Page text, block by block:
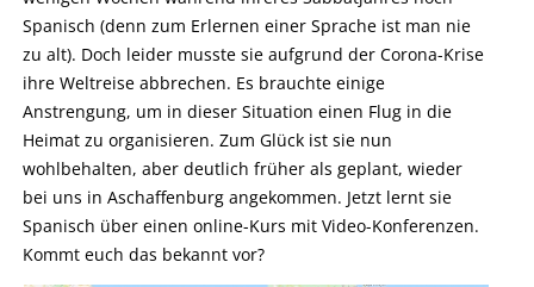
Spanisch (denn zum Erlernen einer Sprache ist man nie
zu alt). Doch leider musste sie aufgrund der Corona-Krise
ihre Weltreise abbrechen. Es brauchte einige
Anstrengung, um in dieser Situation einen Flug in die
Heimat zu organisieren. Zum Glück ist sie nun
wohlbehalten, aber deutlich früher als geplant, wieder
bei uns in Aschaffenburg angekommen. Jetzt lernt sie
Spanisch über einen online-Kurs mit Video-Konferenzen.
Kommt euch das bekannt vor?